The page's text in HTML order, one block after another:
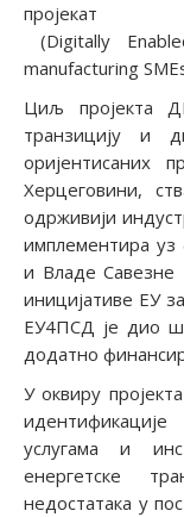
(Digitally
manufacturing
Циљ пројекта
транзицију и
оријентисаних
Херцеговини,
одрживији
имплементира уз
и Владе Савезне
иницијативе ЕУ
ЕУ4ПСД је дио
додатно
У оквиру
услугама и
енергетске
недостатака у